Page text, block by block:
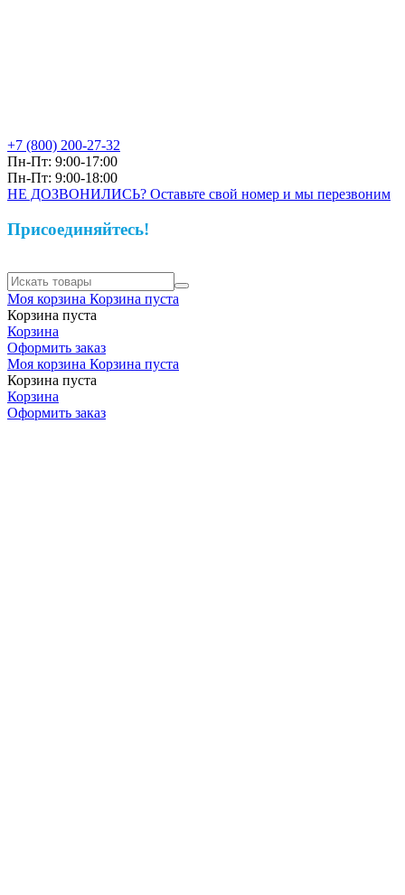
+7 (800) 200-27-32
Пн-Пт: 9:00-17:00
Пн-Пт: 9:00-18:00
НЕ ДОЗВОНИЛИСЬ? Оставьте свой номер и мы перезвоним
Присоединяйтесь!
Моя корзина Корзина пуста
Корзина пуста
Корзина
Оформить заказ
Моя корзина Корзина пуста
Корзина пуста
Корзина
Оформить заказ